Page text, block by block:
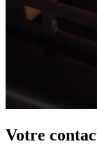
Votre